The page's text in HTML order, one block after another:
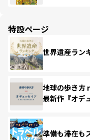
特設ページ
世界遺産ラン
地球の歩き方
最新作『オデ
準備も滞在も